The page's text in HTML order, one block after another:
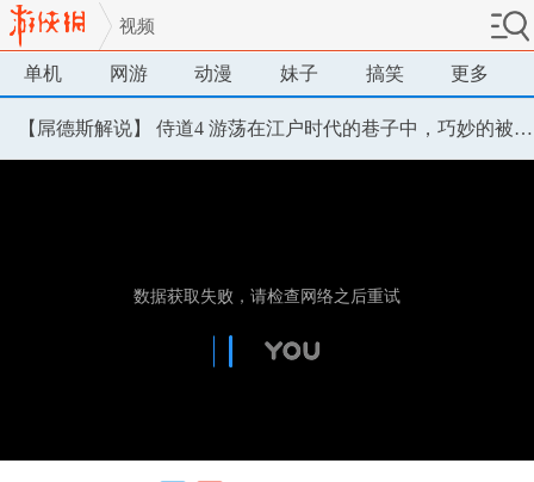
视频
单机 网游 动漫 妹子 搞笑 更多
【屌德斯解说】 侍道4 游荡在江户时代的巷子中，巧妙的被通缉了